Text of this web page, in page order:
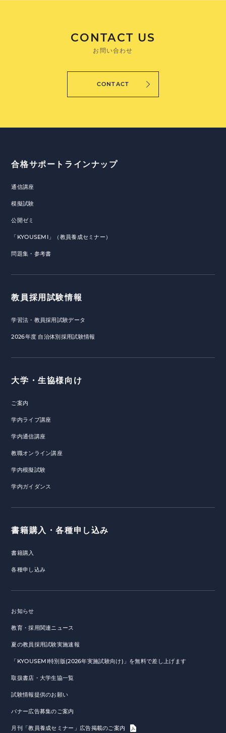
CONTACT US
お問い合わせ
CONTACT
合格サポートラインナップ
通信講座
模擬試験
公開ゼミ
「KYOUSEMI」（教員養成セミナー）
問題集・参考書
教員採用試験情報
学習法・教員採用試験データ
2026年度 自治体別採用試験情報
大学・生協様向け
ご案内
学内ライブ講座
学内通信講座
教職オンライン講座
学内模擬試験
学内ガイダンス
書籍購入・各種申し込み
書籍購入
各種申し込み
お知らせ
教育・採用関連ニュース
夏の教員採用試験実施速報
「KYOUSEMI特別版(2026年実施試験向け)」を無料で差し上げます
取扱書店・大学生協一覧
試験情報提供のお願い
バナー広告募集のご案内
月刊「教員養成セミナー」広告掲載のご案内